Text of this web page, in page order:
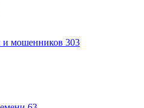
и мошенников 303